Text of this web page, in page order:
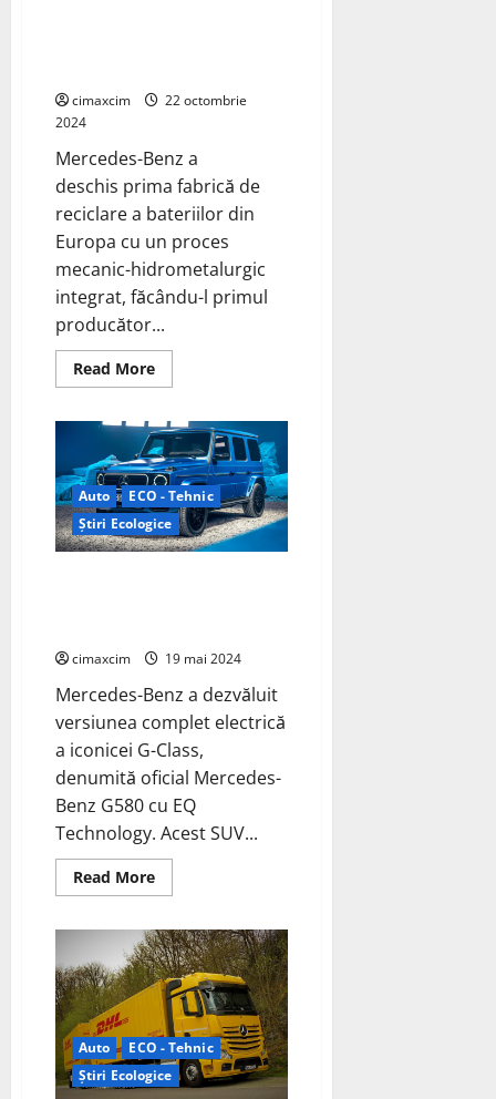
cimaxcim
22 octombrie
2024
Mercedes-Benz a
deschis prima fabrică de
reciclare a bateriilor din
Europa cu un proces
mecanic-hidrometalurgic
integrat, făcându-l primul
producător...
Read MoreRead
more
Benz
deschide
propria
fabrică
de
reciclare
a
bateriilor
Auto
ECO - Tehnic
Știri Ecologice
cimaxcim 19 mai 2024
Mercedes-Benz a dezvăluit
versiunea complet electrică
a iconicei G-Class,
denumită oficial Mercedes-
Benz G580 cu EQ
Technology. Acest SUV...
Read MoreRead
more
Benz
G580
cu
EQ
Technology:
Versiunea
complet
electrică
G-
Class
G580
Auto
ECO - Tehnic
Știri Ecologice